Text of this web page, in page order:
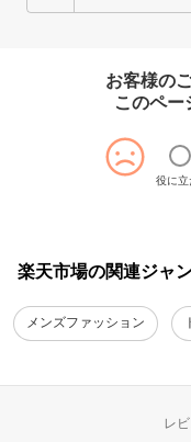
お客様の
このペー
役に立
楽天市場の関連ジャ
メンズファッション
レ